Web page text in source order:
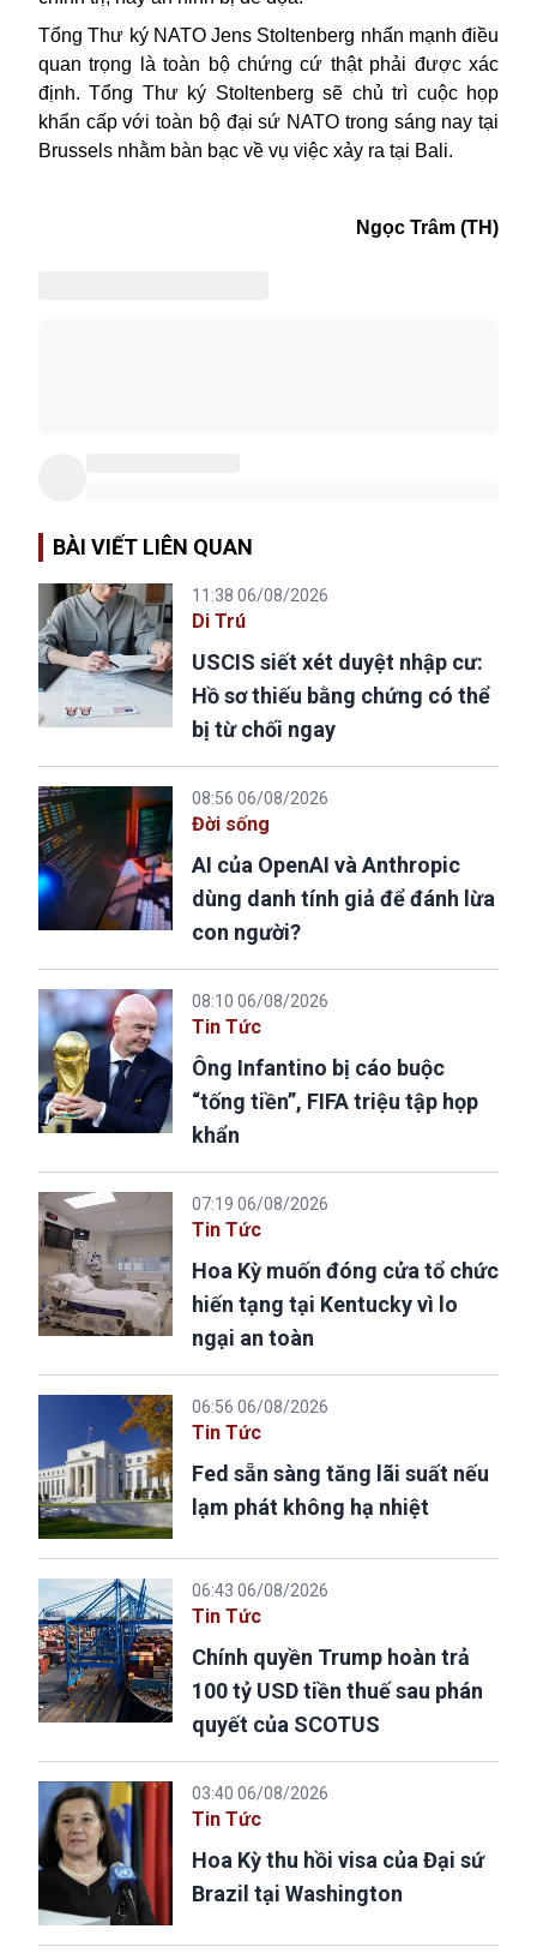
Tổng Thư ký NATOJens Stoltenberg nhấn mạnh điều
quan trọng là toàn bộ chứng cứ thật phải được xác
định. Tổng Thư ký Stoltenberg sẽ chủ trì cuộc họp
khẩn cấp với toàn bộ đại sứ NATO trong sáng nay tại
Brussels nhằm bàn bạc về vụ việc xảy ra tại Bali.
Ngọc Trâm (TH)
BÀI VIẾT LIÊN QUAN
11:38 06/08/2026
Di Trú
USCIS siết xét duyệt nhập cư:
Hồ sơ thiếu bằng chứng có thể
bị từ chối ngay
08:56 06/08/2026
Đời sống
AI của OpenAI và Anthropic
dùng danh tính giả để đánh lừa
con người?
08:10 06/08/2026
Tin Tức
Ông Infantino bị cáo buộc
“tống tiền”, FIFA triệu tập họp
khẩn
07:19 06/08/2026
Tin Tức
Hoa Kỳ muốn đóng cửa tổ chức
hiến tạng tại Kentucky vì lo
ngại an toàn
06:56 06/08/2026
Tin Tức
Fed sẵn sàng tăng lãi suất nếu
lạm phát không hạ nhiệt
06:43 06/08/2026
Tin Tức
Chính quyền Trump hoàn trả
100 tỷ USD tiền thuế sau phán
quyết của SCOTUS
03:40 06/08/2026
Tin Tức
Hoa Kỳ thu hồi visa của Đại sứ
Brazil tại Washington